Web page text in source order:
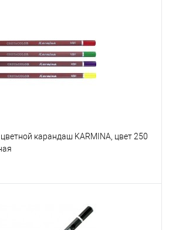
карандаш KARMINA, цвет 250